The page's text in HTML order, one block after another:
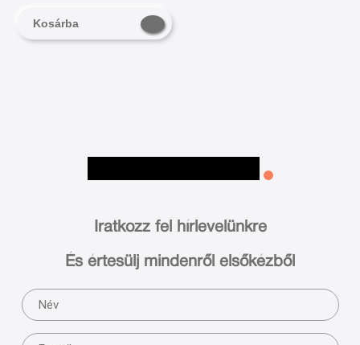
Kosárba
Iratkozz fel hírlevelünkre
És értesülj mindenről elsőkézből